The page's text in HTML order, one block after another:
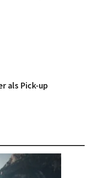
als Pick-up